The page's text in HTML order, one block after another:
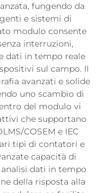
fungendo da
e sistemi di
modulo consente
interruzioni,
dati in tempo reale
sul campo. Il
avanzati e solide
uno scambio di
del modulo vi
che supportano
COSEM e IEC
tipi di contatori e
capacità di
dati in tempo
della risposta alla